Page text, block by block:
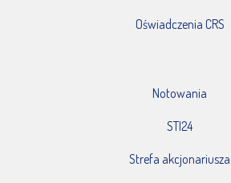
Oświadczenia CRS
Notowania
STI24
Strefa akcjonariusza